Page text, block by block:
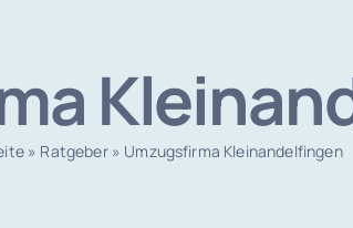
» Ratgeber» Umzugsfirma Kleinandelfingen